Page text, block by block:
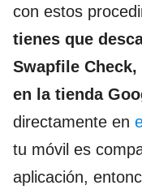
con estos
tienes que
Swapfile
en la tienda
directamente en
tu móvil es
aplicación,